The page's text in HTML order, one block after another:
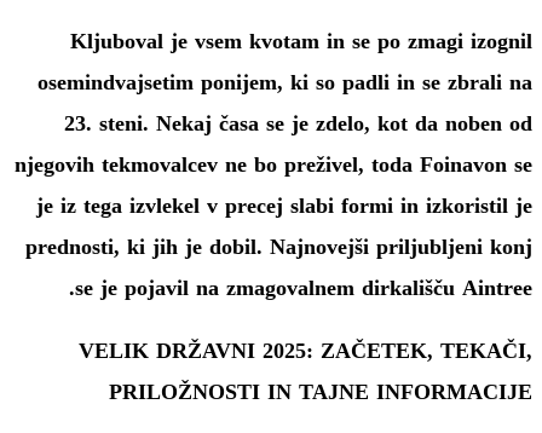
Kljuboval je vsem kvotam in se po zmagi izognil
osemindvajsetim ponijem, ki so padli in se zbrali na
23. steni. Nekaj ​​časa se je zdelo, kot da noben od
njegovih tekmovalcev ne bo preživel, toda Foinavon se
je iz tega izvlekel v precej slabi formi in izkoristil je
prednosti, ki jih je dobil. Najnovejši priljubljeni konj
se je pojavil na zmagovalnem dirkališču Aintree.
VELIK DRŽAVNI 2025: ZAČETEK, TEKAČI,
PRILOŽNOSTI IN TAJNE INFORMACIJE